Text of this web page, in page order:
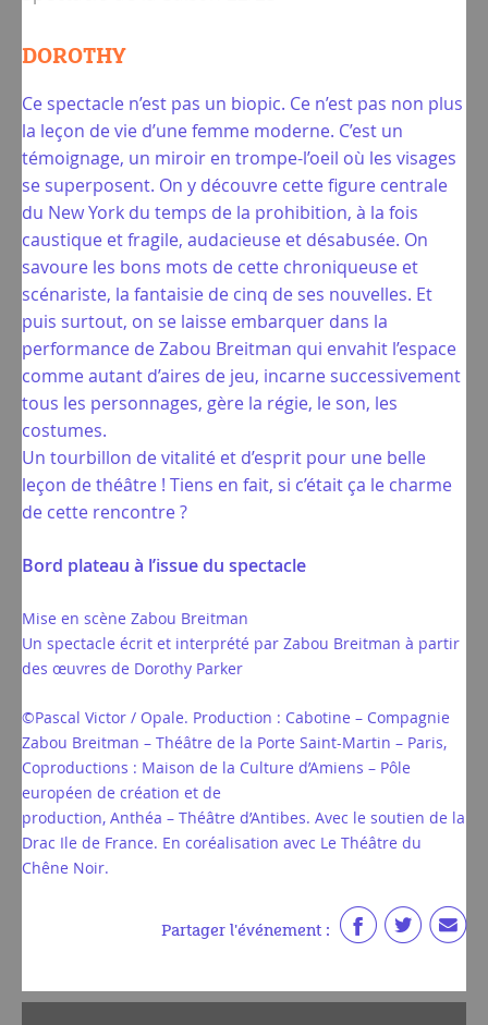
DOROTHY
Ce spectacle n’est pas un biopic. Ce n’est pas non plus
la leçon de vie d’une femme moderne. C’est un
témoignage, un miroir en trompe-l’oeil où les visages
se superposent. On y découvre cette figure centrale
du New York du temps de la prohibition, à la fois
caustique et fragile, audacieuse et désabusée. On
savoure les bons mots de cette chroniqueuse et
scénariste, la fantaisie de cinq de ses nouvelles. Et
puis surtout, on se laisse embarquer dans la
performance de Zabou Breitman qui envahit l’espace
comme autant d’aires de jeu, incarne successivement
tous les personnages, gère la régie, le son, les
costumes.
Un tourbillon de vitalité et d’esprit pour une belle
leçon de théâtre ! Tiens en fait, si c’était ça le charme
de cette rencontre ?
Bord plateau à l’issue du spectacle
Mise en scène Zabou Breitman
Un spectacle écrit et interprété par Zabou Breitman à partir
des œuvres de Dorothy Parker
©Pascal Victor / Opale. Production : Cabotine – Compagnie
Zabou Breitman – Théâtre de la Porte Saint-Martin – Paris,
Coproductions : Maison de la Culture d’Amiens – Pôle
européen de création et de
production, Anthéa – Théâtre d’Antibes. Avec le soutien de la
Drac Ile de France. En coréalisation avec Le Théâtre du
Chêne Noir.
Partager l'événement :